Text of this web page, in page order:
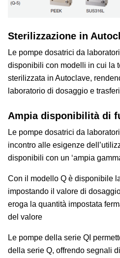
Sterilizzazione in
Le pompe dosatrici da
disponibili con modelli in cui la
sterilizzata in Autoclave,
laboratorio di dosaggio e
Ampia disponibilità di
Le pompe dosatrici da
incontro alle esigenze
disponibili con un ‘ampia
Con il modello Q è disponibile
impostando il valore di
eroga la quantità impostata
del valore
Le pompe della serie QI
della serie Q, offrendo segnali